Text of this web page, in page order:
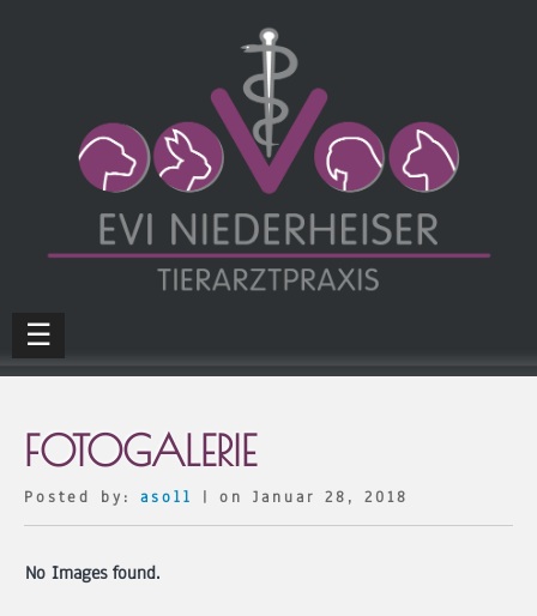
☰
FOTOGALERIE
Posted by: asoll | on Januar 28, 2018
No Images found.